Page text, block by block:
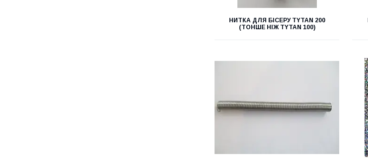
НИТКА ДЛЯ БІСЕРУ ТYTAN 200
(ТОНШЕ НІЖ TYTAN 100)